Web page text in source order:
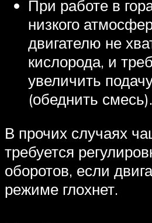
При работе в
низкого
двигателю не
кислорода, и
увеличить
(обеднить смесь).
В прочих случаях
требуется
оборотов, если
режиме глохнет.